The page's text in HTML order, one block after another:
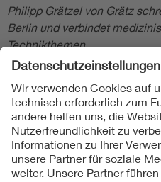
Philipp Grätzel von Grätz
Berlin und verbindet
Technikthemen.
Folgen Sie uns